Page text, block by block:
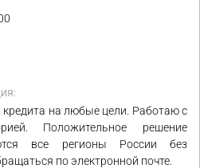
на любые цели. Работаю с
Положительное решение
все регионы России без
по электронной почте.